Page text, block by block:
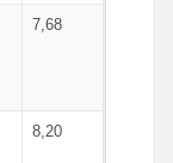
7,68
8,20